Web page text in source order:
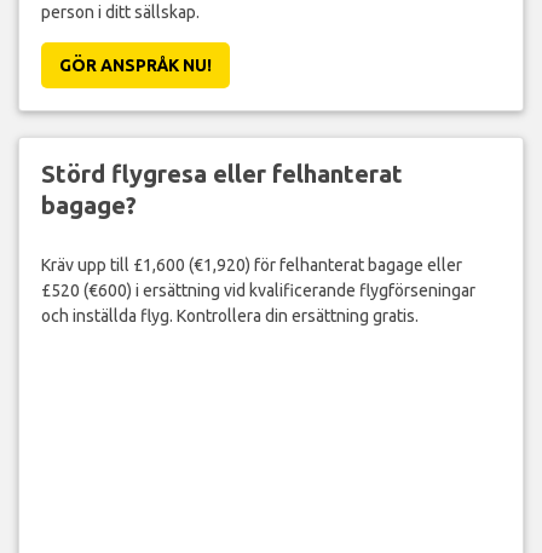
person i ditt sällskap.
GÖR ANSPRÅK NU!
Störd flygresa eller felhanterat
bagage?
Kräv upp till £1,600 (€1,920) för felhanterat bagage eller
£520 (€600) i ersättning vid kvalificerande flygförseningar
och inställda flyg. Kontrollera din ersättning gratis.